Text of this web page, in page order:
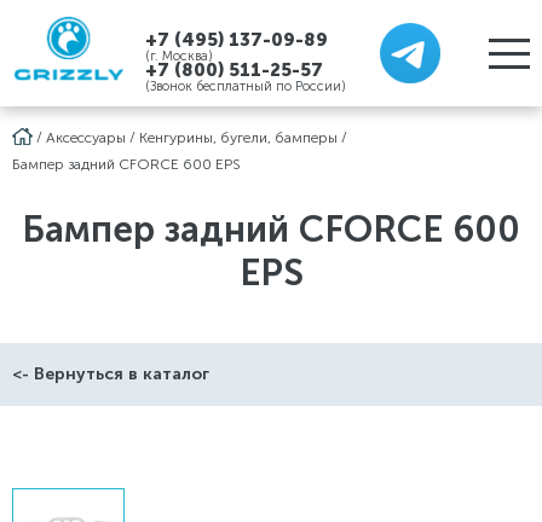
+7 (495) 137-09-89
(г. Москва)
+7 (800) 511-25-57
(Звонок бесплатный по России)
/ Аксессуары / Кенгурины, бугели, бамперы /
Бампер задний CFORCE 600 EPS
Бампер задний CFORCE 600
EPS
<- Вернуться в каталог